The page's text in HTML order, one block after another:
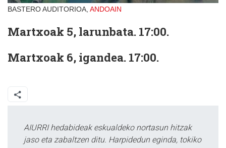
BASTERO AUDITORIOA, ANDOAIN
Martxoak 5, larunbata. 17:00.
Martxoak 6, igandea. 17:00.
AIURRI hedabideak eskualdeko nortasun hitzak
jaso eta zabaltzen ditu. Harpidedun eginda, tokiko